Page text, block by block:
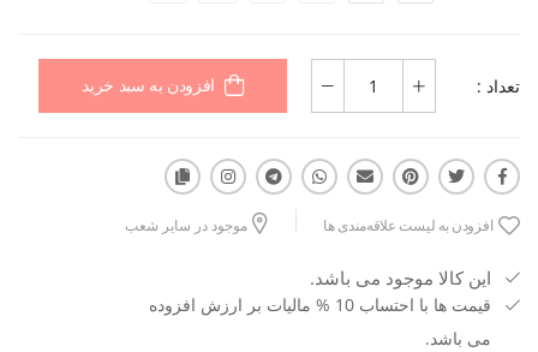
تعداد : افزودن به سبد خرید
افزودن به لیست علاقه‌مندی ها موجود در سایر شعب
این کالا موجود می باشد.
قیمت ها با احتساب 10 % مالیات بر ارزش افزوده
می باشد.